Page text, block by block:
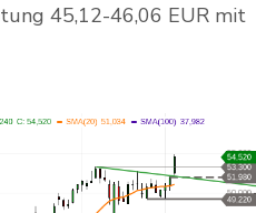
45,12-46,06 EUR mit